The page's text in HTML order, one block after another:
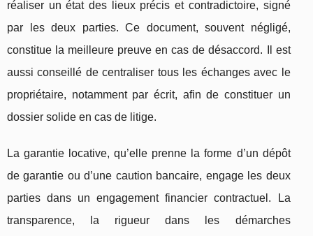
réaliser un état des lieux précis et contradictoire, signé
par les deux parties. Ce document, souvent négligé,
constitue la meilleure preuve en cas de désaccord. Il est
aussi conseillé de centraliser tous les échanges avec le
propriétaire, notamment par écrit, afin de constituer un
dossier solide en cas de litige.
La garantie locative, qu’elle prenne la forme d’un dépôt
de garantie ou d’une caution bancaire, engage les deux
parties dans un engagement financier contractuel. La
transparence, la rigueur dans les démarches